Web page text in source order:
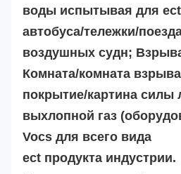
воды испытывая для
автобуса/тележки/
воздушных судн;
Комната/комната
покрытие/картина силы
выхлопной газ
Vocs для всего вида
ect продукта индустрии.